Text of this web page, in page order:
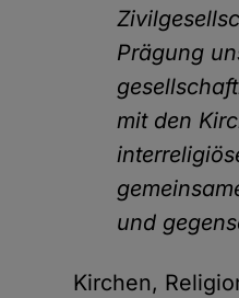
Prägung
mit den
und
Kirchen,